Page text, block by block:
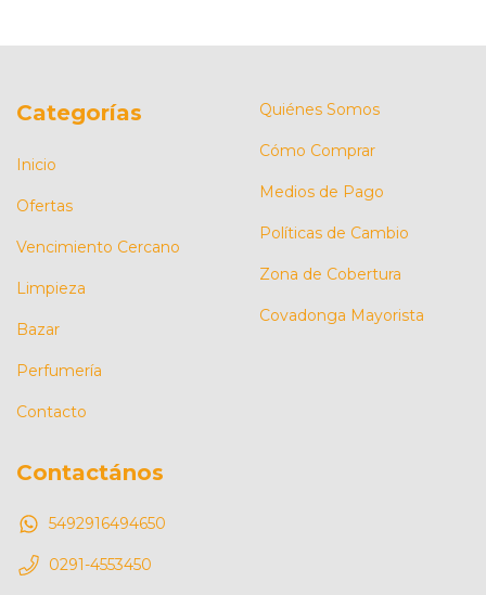
Categorías
Inicio
Ofertas
Vencimiento Cercano
Limpieza
Bazar
Perfumería
Contacto
Quiénes Somos
Cómo Comprar
Medios de Pago
Políticas de Cambio
Zona de Cobertura
Covadonga Mayorista
Contactános
5492916494650
0291-4553450